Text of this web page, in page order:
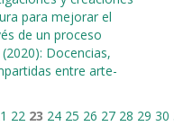
para mejorar el
de un proceso
Docencias,
entre arte-
22 23 24 25 26 27 28 29 30